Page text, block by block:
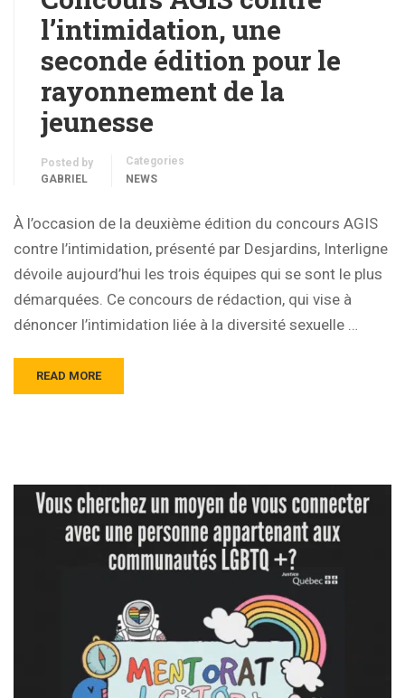
l’intimidation, une
seconde édition pour le
rayonnement de la
jeunesse
Posted by
GABRIEL
Categories
NEWS
À l’occasion de la deuxième édition du concours AGIS
contre l’intimidation, présenté par Desjardins, Interligne
dévoile aujourd’hui les trois équipes qui se sont le plus
démarquées. Ce concours de rédaction, qui vise à
dénoncer l’intimidation liée à la diversité sexuelle …
READ MORE